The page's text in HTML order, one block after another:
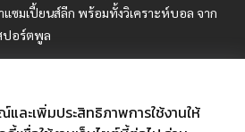
ซมเปี้ยนส์ลีก พร้อมทั้งวิเคราะห์บอล จาก
ปอร์ตพูล
จำกัด (มหาชน)
ละเพิ่มประสิทธิภาพการใช้งานให้